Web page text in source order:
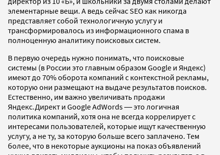
элементарные вещи. А ведь сейчас SEO как никогда
представляет собой технологичную услугу и
трансформировалось из информационного спама в
полноценную аналитику поисковых систем.
В первую очередь нужно понимать, что поисковые
системы (в России это главным образом Google и Яндекс)
имеют до 70% оборота компаний с контекстной рекламы,
которую они размещают на выдаче результатов поисков.
Естественно, им важно увеличивать продажи
Яндекс.Директ и Google AdWords ― это логичная
политика компаний, хотя она не всегда коррелирует с
интересами пользователей, которые ищут качественную
услугу, а не ту, за которую больше всего заплачено. Тем
более, что в некоторые аукционы на показ объявлений